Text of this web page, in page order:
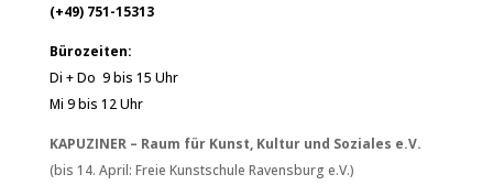
(+49) 751-15313
Bürozeiten:
Di + Do 9 bis 15 Uhr
Mi 9 bis 12 Uhr
KAPUZINER – Raum für Kunst, Kultur und Soziales e.V.
(bis 14. April: Freie Kunstschule Ravensburg e.V.)